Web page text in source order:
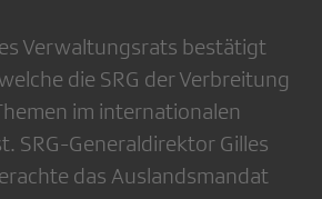
Verwaltungsrats bestätigt
die SRG der Verbreitung
im internationalen
SRG-Generaldirektor Gilles
das Auslandsmandat